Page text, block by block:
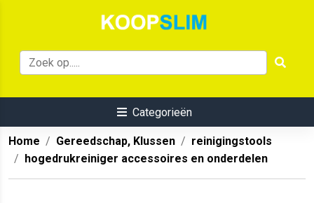
Categorieën
Home Gereedschap, Klussen
reinigingstools
hogedrukreiniger accessoires en onderdelen